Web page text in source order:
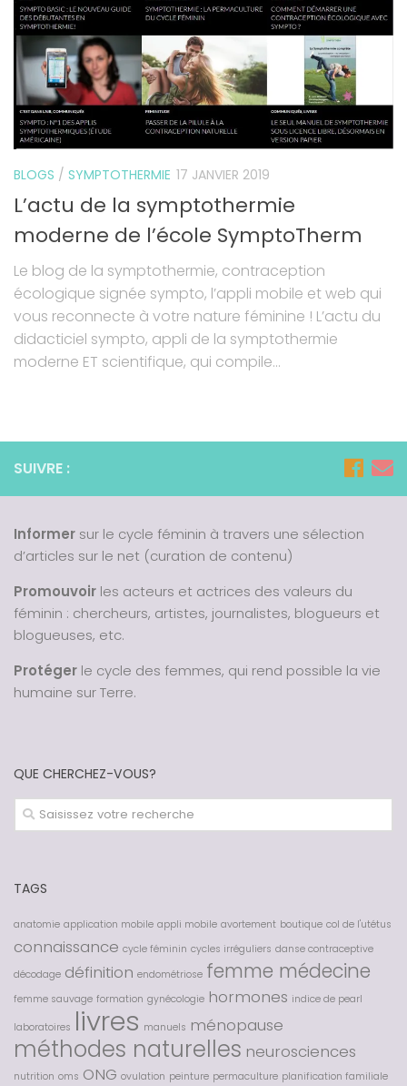
BLOGS / SYMPTOTHERMIE 17 JANVIER 2019
L’actu de la symptothermie
moderne de l’école SymptoTherm
Le blog de la symptothermie, contraception
écologique signée sympto, l’appli mobile et web qui
vous reconnecte à votre nature féminine ! L’actu du
didacticiel sympto, appli de la symptothermie
moderne ET scientifique, qui compile...
SUIVRE :
Informer sur le cycle féminin à travers une sélection
d’articles sur le net (curation de contenu)
Promouvoir les acteurs et actrices des valeurs du
féminin : chercheurs, artistes, journalistes, blogueurs et
blogueuses, etc.
Protéger le cycle des femmes, qui rend possible la vie
humaine sur Terre.
QUE CHERCHEZ-VOUS?
TAGS
anatomie application mobile appli mobile avortement boutique col de l'utétus
connaissance cycle féminin cycles irréguliers danse contraceptive
décodage définition endométriose femme médecine
femme sauvage formation gynécologie hormones indice de pearl
laboratoires livres manuels ménopause
méthodes naturelles neurosciences
nutrition oms ONG ovulation peinture permaculture planification familiale